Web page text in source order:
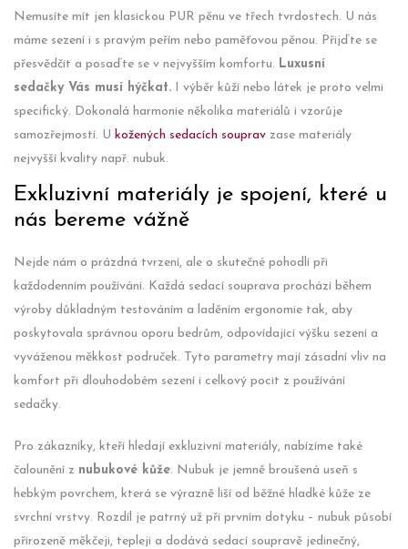
Nemusíte mít jen klasickou PUR pěnu ve třech tvrdostech. U nás
máme sezení i s pravým peřím nebo paměťovou pěnou. Přijďte se
přesvědčit a posaďte se v nejvyšším komfortu. Luxusní
sedačky Vás musí hýčkat. I výběr kůží nebo látek je proto velmi
specifický. Dokonalá harmonie několika materiálů i vzorůje
samozřejmostí. U kožených sedacích souprav zase materiály
nejvyšší kvality např. nubuk.
Exkluzivní materiály je spojení, které u
nás bereme vážně
Nejde nám o prázdná tvrzení, ale o skutečné pohodlí při
každodenním používání. Každá sedací souprava prochází během
výroby důkladným testováním a laděním ergonomie tak, aby
poskytovala správnou oporu bedrům, odpovídající výšku sezení a
vyváženou měkkost područek. Tyto parametry mají zásadní vliv na
komfort při dlouhodobém sezení i celkový pocit z používání
sedačky.
Pro zákazníky, kteří hledají exkluzivní materiály, nabízíme také
čalounění z nubukové kůže. Nubuk je jemně broušená useň s
hebkým povrchem, která se výrazně liší od běžné hladké kůže ze
svrchní vrstvy. Rozdíl je patrný už při prvním dotyku – nubuk působí
přirozeně měkčeji, tepleji a dodává sedací soupravě jedinečný,